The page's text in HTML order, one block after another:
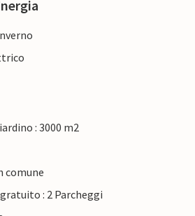
: 3000 m2
comune
: 2 Parcheggi